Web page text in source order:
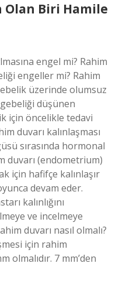
Olan Biri Hamile
engel mi? Rahim
engeller mi? Rahim
üzerinde olumsuz
düşünen
için öncelikle tedavi
duvarı kalınlaşması
sırasında hormonal
duvarı (endometrium)
için hafifçe kalınlaşır
devam eder.
kalınlığını
ve incelmeye
duvarı nasıl olmalı?
için rahim
olmalıdır. 7 mm’den